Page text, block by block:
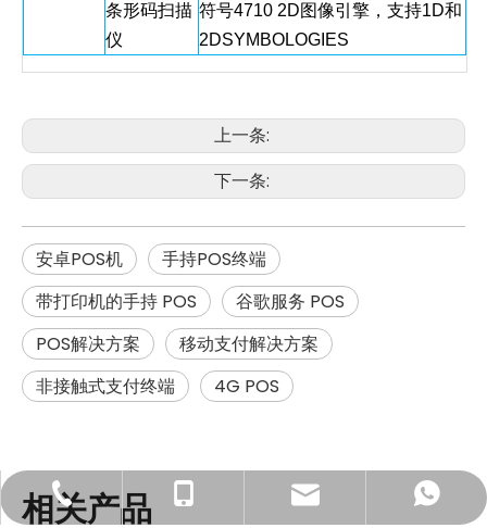
条形码扫描
仪
符号4710 2D图像引擎，支持1D和
2DSYMBOLOGIES
上一条:
下一条:
安卓POS机
手持POS终端
带打印机的手持 POS
谷歌服务 POS
POS解决方案
移动支付解决方案
非接触式支付终端
4G POS
相关产品 0755-86655162
13428665926
info@szhcct.com
13428665926